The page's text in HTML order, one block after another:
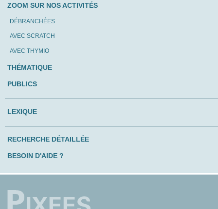
ZOOM SUR NOS ACTIVITÉS
DÉBRANCHÉES
AVEC SCRATCH
AVEC THYMIO
THÉMATIQUE
PUBLICS
LEXIQUE
RECHERCHE DÉTAILLÉE
BESOIN D'AIDE ?